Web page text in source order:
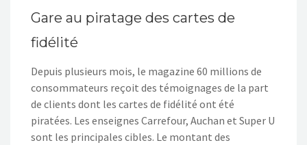
Gare au piratage des cartes de
fidélité
Depuis plusieurs mois, le magazine 60 millions de
consommateurs reçoit des témoignages de la part
de clients dont les cartes de fidélité ont été
piratées. Les enseignes Carrefour, Auchan et Super U
sont les principales cibles. Le montant des